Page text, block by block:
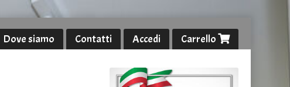
Dove siamo Contatti Accedi Carrello